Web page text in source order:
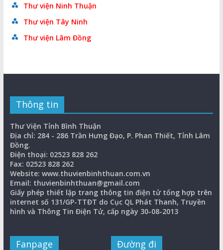
Thư viện Ninh Thuận
Thư viện Tây Ninh
Thư viện Lâm Đồng
Thông tin
Thư Viện Tỉnh Bình Thuận
Địa chỉ: 284 - 286 Trần Hưng Đạo, P. Phan Thiết, Tỉnh Lâm
Đồng.
Điện thoại: 02523 828 262
Fax: 02523 828 262
Website: www.thuvienbinhthuan.com.vn
Email: thuvienbinhthuan@gmail.com
Giấy phép thiết lập trang thông tin điện tử tổng hợp trên
internet số 131/GP-TTĐT do Cục QL Phát Thanh, Truyền
hình và Thông Tin Điện Tử, cấp ngày 30-08-2013
Fanpage Đường đi